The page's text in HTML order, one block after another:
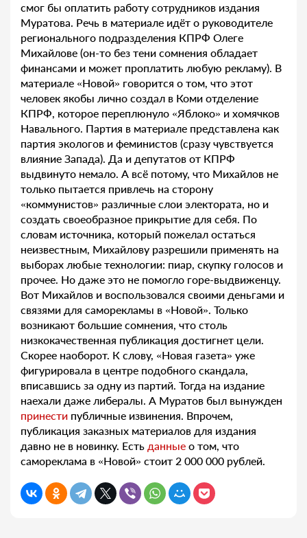
смог бы оплатить работу сотрудников издания
Муратова. Речь в материале идёт о руководителе
регионального подразделения КПРФ Олеге
Михайлове (он-то без тени сомнения обладает
финансами и может проплатить любую рекламу). В
материале «Новой» говорится о том, что этот
человек якобы лично создал в Коми отделение
КПРФ, которое переплюнуло «Яблоко» и хомячков
Навального. Партия в материале представлена как
партия экологов и феминистов (сразу чувствуется
влияние Запада). Да и депутатов от КПРФ
выдвинуто немало. А всё потому, что Михайлов не
только пытается привлечь на сторону
«коммунистов» различные слои электората, но и
создать своеобразное прикрытие для себя. По
словам источника, который пожелал остаться
неизвестным, Михайлову разрешили применять на
выборах любые технологии: пиар, скупку голосов и
прочее. Но даже это не помогло горе-выдвиженцу.
Вот Михайлов и воспользовался своими деньгами и
связями для саморекламы в «Новой». Только
возникают большие сомнения, что столь
низкокачественная публикация достигнет цели.
Скорее наоборот. К слову, «Новая газета» уже
фигурировала в центре подобного скандала,
вписавшись за одну из партий. Тогда на издание
наехали даже либералы. А Муратов был вынужден
принести публичные извинения. Впрочем,
публикация заказных материалов для издания
давно не в новинку. Есть данные о том, что
самореклама в «Новой» стоит 2 000 000 рублей.